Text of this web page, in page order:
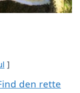
den rette